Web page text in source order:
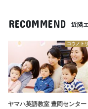
RECOMMEND 近隣
コウノト
ヤマハ英語教室 豊岡センター